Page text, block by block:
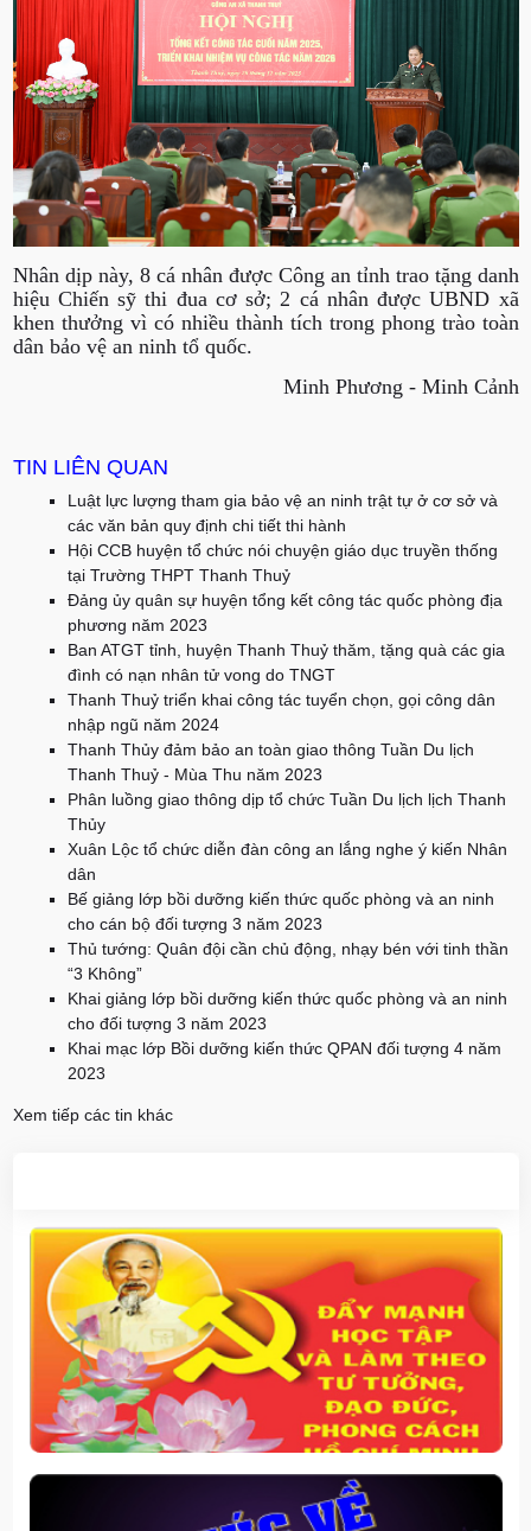
Nhân dịp này, 8 cá nhân được Công an tỉnh trao tặng danh
hiệu Chiến sỹ thi đua cơ sở; 2 cá nhân được UBND xã
khen thưởng vì có nhiều thành tích trong phong trào toàn
dân bảo vệ an ninh tổ quốc.
Minh Phương - Minh Cảnh
TIN LIÊN QUAN
Luật lực lượng tham gia bảo vệ an ninh trật tự ở cơ sở và
các văn bản quy định chi tiết thi hành
Hội CCB huyện tổ chức nói chuyện giáo dục truyền thống
tại Trường THPT Thanh Thuỷ
Đảng ủy quân sự huyện tổng kết công tác quốc phòng địa
phương năm 2023
Ban ATGT tỉnh, huyện Thanh Thuỷ thăm, tặng quà các gia
đình có nạn nhân tử vong do TNGT
Thanh Thuỷ triển khai công tác tuyển chọn, gọi công dân
nhập ngũ năm 2024
Thanh Thủy đảm bảo an toàn giao thông Tuần Du lịch
Thanh Thuỷ - Mùa Thu năm 2023
Phân luồng giao thông dịp tổ chức Tuần Du lịch lịch Thanh
Thủy
Xuân Lộc tổ chức diễn đàn công an lắng nghe ý kiến Nhân
dân
Bế giảng lớp bồi dưỡng kiến thức quốc phòng và an ninh
cho cán bộ đối tượng 3 năm 2023
Thủ tướng: Quân đội cần chủ động, nhạy bén với tinh thần
“3 Không”
Khai giảng lớp bồi dưỡng kiến thức quốc phòng và an ninh
cho đối tượng 3 năm 2023
Khai mạc lớp Bồi dưỡng kiến thức QPAN đối tượng 4 năm
2023
Xem tiếp các tin khác